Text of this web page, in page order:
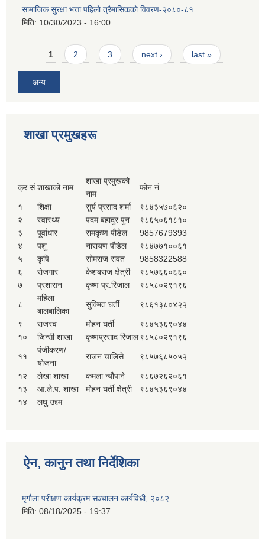
सामाजिक सुरक्षा भत्ता पहिलो त्रैमासिकको विवरण-२०८०-८१
मिति: 10/30/2023 - 16:00
Pages
1 2 3 next › last »
अन्य
शाखा प्रमुखहरू
क्र.सं.शाखाको नाम
शाखा प्रमुखको
नाम
फोन नं.
१ शिक्षा सुर्य प्रसाद शर्मा
९८४३५७०६२०
२
स्वास्थ्य पदम बहादुर पुन
९८६५०६१८१०
३
पूर्वाधार रामकृष्ण पौडेल
9857679393
४
पशु नारायण पौडेल
९८४७७१००६१
५
कृषि सोमराज रावत
9858322588
६
रोजगार केशबराज क्षेत्री
९८५७६६०६६०
७
प्रशासन कृष्ण प्र.रिजाल ९८५८०२९१९६
८
महिला
बालबालिका
सुक्मित घर्ती ९८६१३८०४२२
९ राजस्व मोहन घर्ती
९८४५३६९०४४
१०
जिन्सी शाखा कृष्णप्रसाद रिजाल९८५८०२९१९६
११
पंजीकरण/
योजना
राजन चालिसे ९८५७६८५०५२
१२ लेखा शाखा कमला न्यौपाने
९८६७२६२०६१
१३
आ.ले.प. शाखा मोहन घर्ती क्षेत्री
९८४५३६९०४४
१४
लघु उद्दम
ऐन, कानुन तथा निर्देशिका
मृगौला परीक्षण कार्यक्रम सञ्चालन कार्यविधी, २०८२
मिति: 08/18/2025 - 19:37